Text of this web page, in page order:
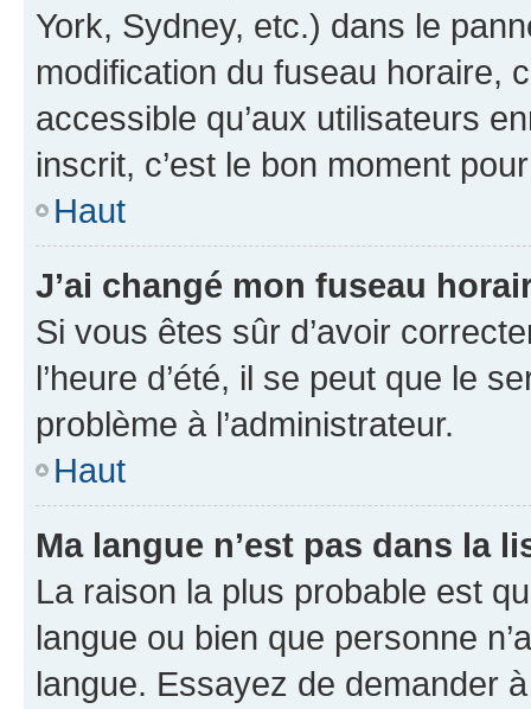
York, Sydney, etc.) dans le
modification du fuseau horaire,
accessible qu’aux utilisateurs
inscrit, c’est le bon moment
Haut
J’ai changé mon fuseau
Si vous êtes sûr d’avoir
l’heure d’été, il se peut que le
problème à l’administrateur.
Haut
Ma langue n’est pas dans la
La raison la plus probable est
langue ou bien que personne
langue. Essayez de demander